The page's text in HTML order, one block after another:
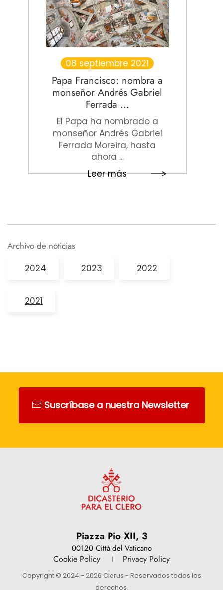
08 septiembre 2021
Papa Francisco: nombra a
monseñor Andrés Gabriel
Ferrada ...
El Papa ha nombrado a
monseñor Andrés Gabriel
Ferrada Moreira, hasta
ahora ...
Leer más
Archivo de noticias
2024
2023 2022
2021
Suscríbase a nuestra Newsletter
Piazza Pio XII, 3
00120 Città del Vaticano
Cookie Policy Privacy Policy
Copyright © 2024 - 2026 Clerus - Reservados todos los
derechos.